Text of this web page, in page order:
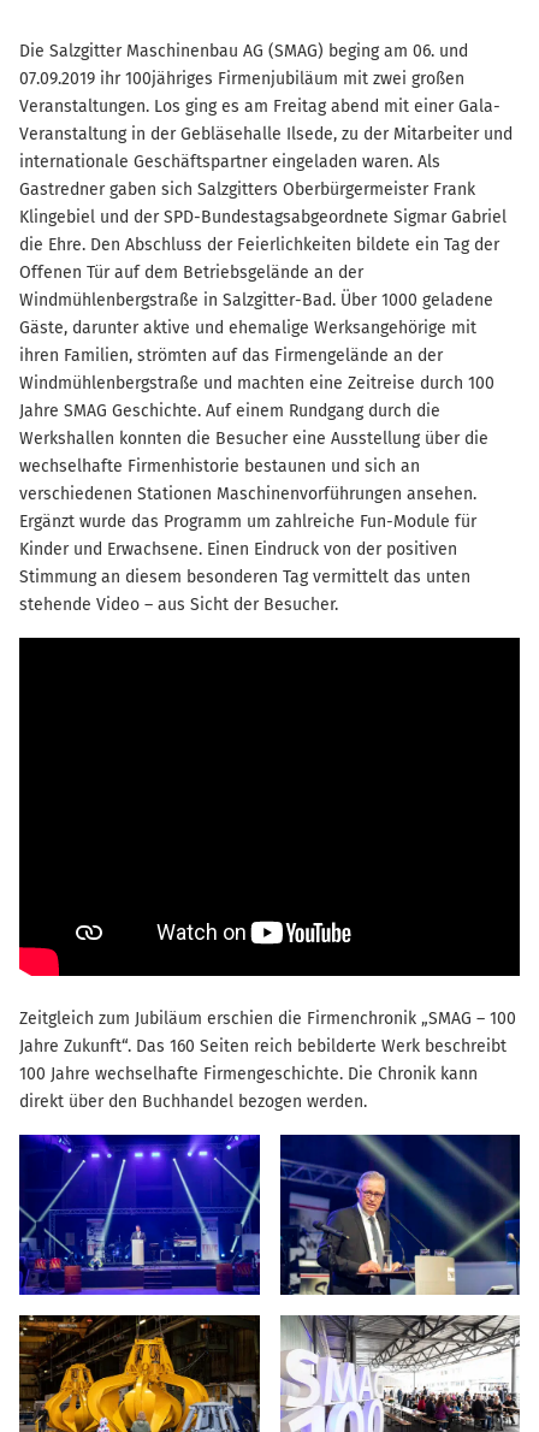
Die Salzgitter Maschinenbau AG (SMAG) beging am 06. und
07.09.2019 ihr 100jähriges Firmenjubiläum mit zwei großen
Veranstaltungen. Los ging es am Freitag abend mit einer Gala-
Veranstaltung in der Gebläsehalle Ilsede, zu der Mitarbeiter und
internationale Geschäftspartner eingeladen waren. Als
Gastredner gaben sich Salzgitters Oberbürgermeister Frank
Klingebiel und der SPD-Bundestagsabgeordnete Sigmar Gabriel
die Ehre. Den Abschluss der Feierlichkeiten bildete ein Tag der
Offenen Tür auf dem Betriebsgelände an der
Windmühlenbergstraße in Salzgitter-Bad. Über 1000 geladene
Gäste, darunter aktive und ehemalige Werksangehörige mit
ihren Familien, strömten auf das Firmengelände an der
Windmühlenbergstraße und machten eine Zeitreise durch 100
Jahre SMAG Geschichte. Auf einem Rundgang durch die
Werkshallen konnten die Besucher eine Ausstellung über die
wechselhafte Firmenhistorie bestaunen und sich an
verschiedenen Stationen Maschinenvorführungen ansehen.
Ergänzt wurde das Programm um zahlreiche Fun-Module für
Kinder und Erwachsene. Einen Eindruck von der positiven
Stimmung an diesem besonderen Tag vermittelt das unten
stehende Video – aus Sicht der Besucher.
Zeitgleich zum Jubiläum erschien die Firmenchronik „SMAG – 100
Jahre Zukunft“. Das 160 Seiten reich bebilderte Werk beschreibt
100 Jahre wechselhafte Firmengeschichte. Die Chronik kann
direkt über den Buchhandel bezogen werden.